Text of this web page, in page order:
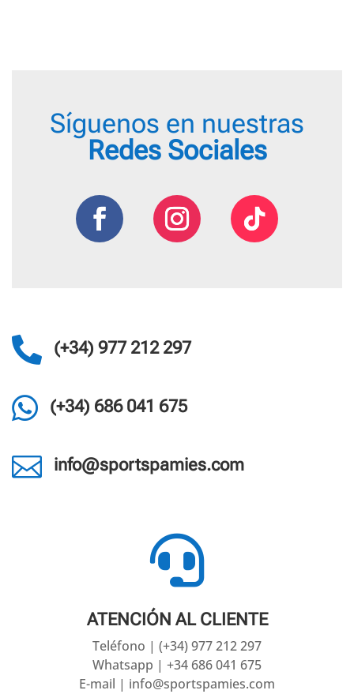
Síguenos en nuestras
Redes Sociales
 (+34) 977 212 297
 (+34) 686 041 675
 info@sportspamies.com

ATENCIÓN AL CLIENTE
Teléfono | (+34) 977 212 297
Whatsapp | +34 686 041 675
E-mail | info@sportspamies.com